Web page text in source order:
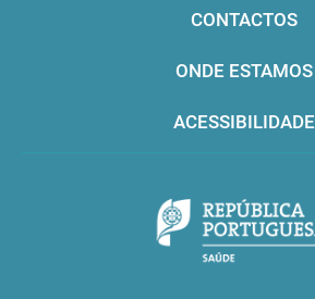
CONTACTOS
ONDE ESTAMOS
ACESSIBILIDADE